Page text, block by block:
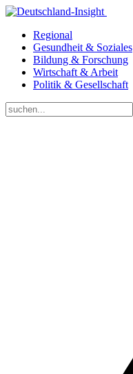
Regional
Gesundheit & Soziales
Bildung & Forschung
Wirtschaft & Arbeit
Politik & Gesellschaft